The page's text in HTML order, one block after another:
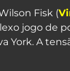
Fisk (
jogo de
York. A